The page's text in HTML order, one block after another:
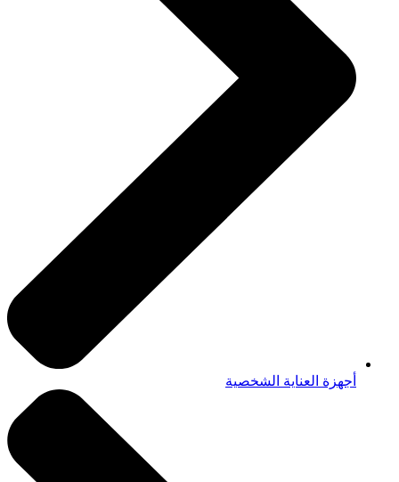
أجهزة العناية الشخصية